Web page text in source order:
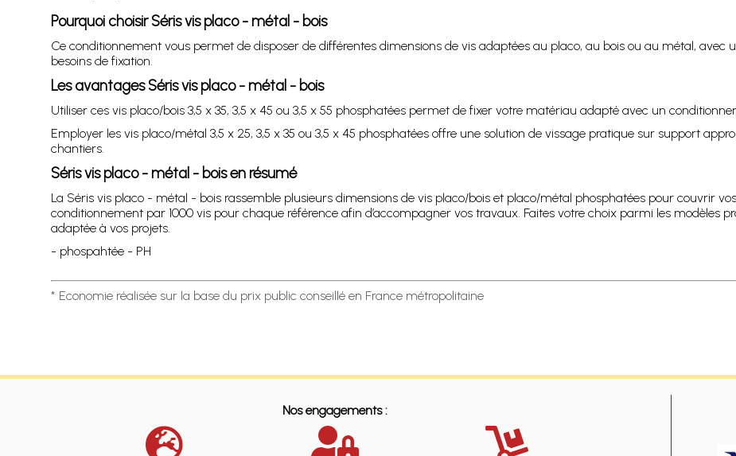
Pourquoi choisir Séris vis placo - métal - bois
Ce conditionnement vous permet de disposer de différentes dimensions de vis adaptées au placo, au bois ou au métal, avec
besoins de fixation.
Les avantages Séris vis placo - métal - bois
Utiliser ces vis placo/bois 3,5 x 35, 3,5 x 45 ou 3,5 x 55 phosphatées permet de fixer votre matériau adapté avec un
Employer les vis placo/métal 3,5 x 25, 3,5 x 35 ou 3,5 x 45 phosphatées offre une solution de vissage pratique sur support
chantiers.
Séris vis placo - métal - bois en résumé
La Séris vis placo - métal - bois rassemble plusieurs dimensions de vis placo/bois et placo/métal phosphatées pour couvrir
conditionnement par 1000 vis pour chaque référence afin d’accompagner vos travaux. Faites votre choix parmi les modèles
adaptée à vos projets.
- phospahtée - PH
* Economie réalisée sur la base du prix public conseillé en France métropolitaine
Nos engagements :